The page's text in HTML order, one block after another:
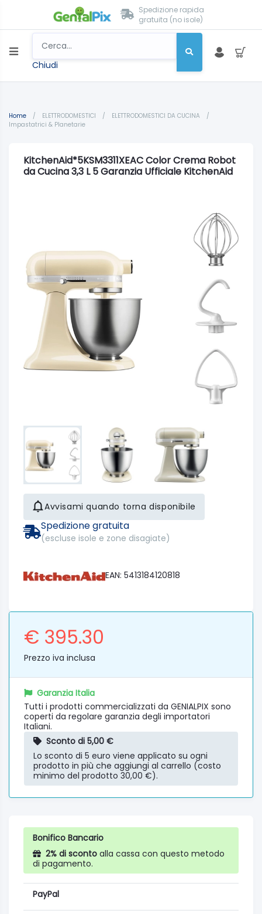
Spedizione rapida
gratuita (no isole)
Chiudi
Home / ELETTRODOMESTICI / ELETTRODOMESTICI DA CUCINA
/
Impastatrici & Planetarie
KitchenAid*5KSM3311XEAC Color Crema Robot
da Cucina 3,3 L 5 Garanzia Ufficiale KitchenAid
Avvisami quando torna disponibile
Spedizione gratuita
(escluse isole e zone disagiate)
EAN: 5413184120818
€ 395.30
Prezzo iva inclusa
Garanzia Italia
Tutti i prodotti commercializzati da GENIALPIX sono
coperti da regolare garanzia degli importatori
Italiani.
Sconto di 5,00 €
Lo sconto di 5 euro viene applicato su ogni
prodotto in più che aggiungi al carrello (costo
minimo del prodotto 30,00 €).
Bonifico Bancario
2% di sconto alla cassa con questo metodo
di pagamento.
PayPal